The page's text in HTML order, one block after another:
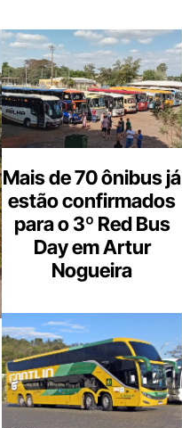
Mais de 70 ônibus já
estão confirmados
para o 3º Red Bus
Day em Artur
Nogueira